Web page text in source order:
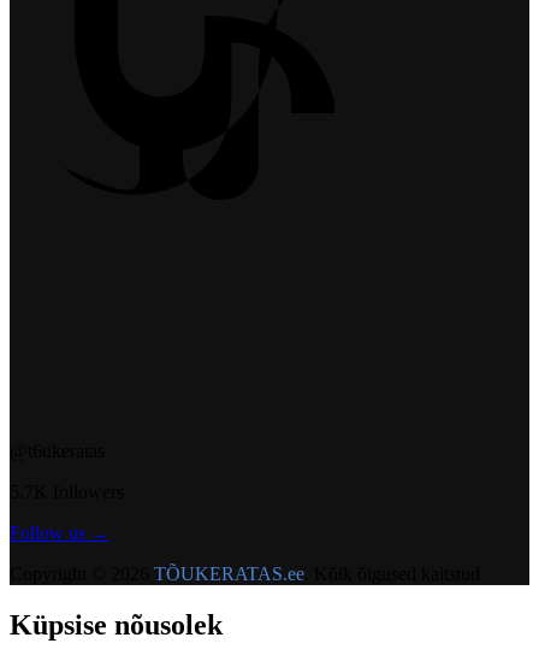
Follow us →
TÕUKERATAS.ee
Küpsise nõusolek